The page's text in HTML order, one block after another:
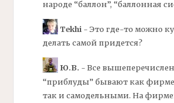
народе “баллон”, “баллонная
Tekhi- Это где-то можно
делать самой придется?
Ю.В. - Все
“приблуды” бывают как
так и самодельными. На